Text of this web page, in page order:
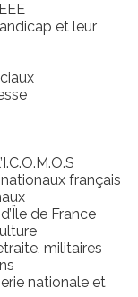
et leur
français
de France
militaires
nationale et